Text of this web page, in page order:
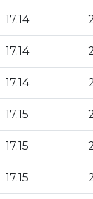
17.14
17.14
17.14
17.15
17.15
17.15